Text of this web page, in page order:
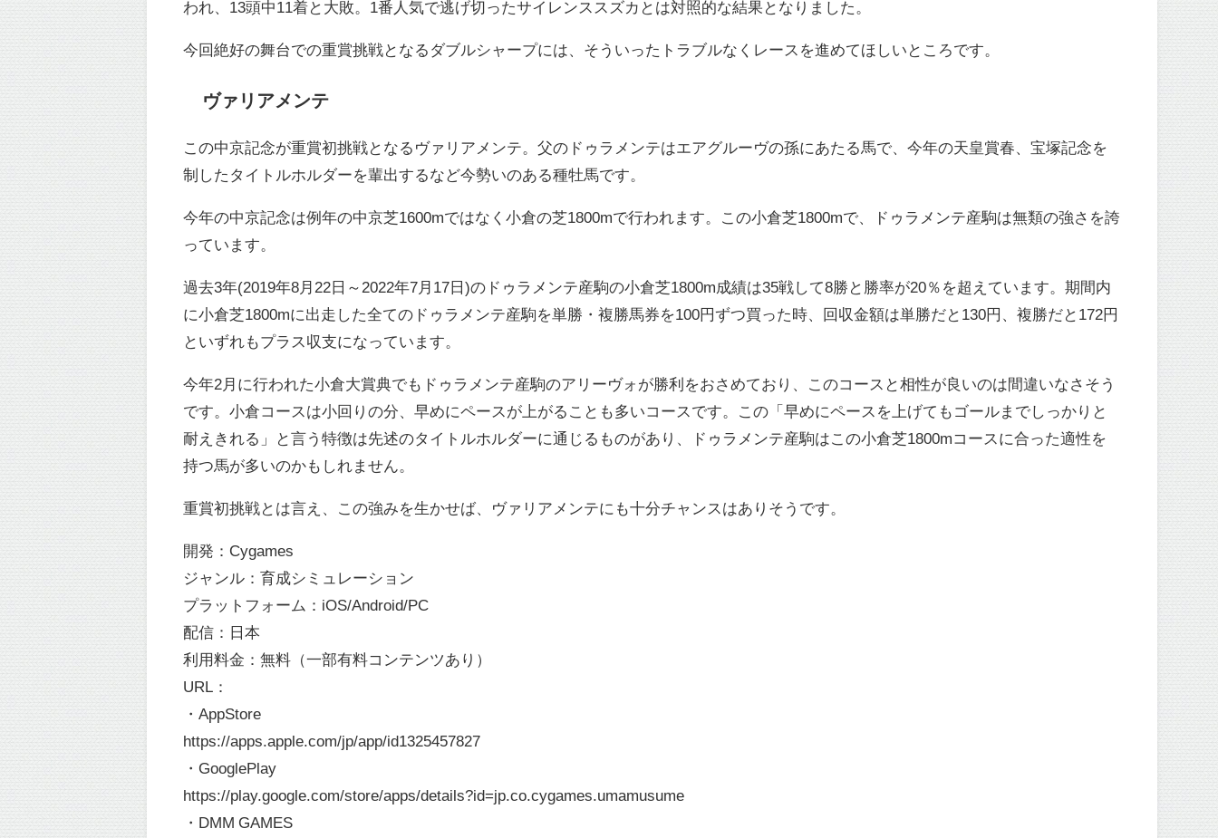
われ、13頭中11着と大敗。1番人気で逃げ切ったサイレンススズカとは対照的な結果となりました。
今回絶好の舞台での重賞挑戦となるダブルシャープには、そういったトラブルなくレースを進めてほしいところです。
ヴァリアメンテ
この中京記念が重賞初挑戦となるヴァリアメンテ。父のドゥラメンテはエアグルーヴの孫にあたる馬で、今年の天皇賞春、宝塚記念を
制したタイトルホルダーを輩出するなど今勢いのある種牡馬です。
今年の中京記念は例年の中京芝1600mではなく小倉の芝1800mで行われます。この小倉芝1800mで、ドゥラメンテ産駒は無類の強さを誇
っています。
過去3年(2019年8月22日～2022年7月17日)のドゥラメンテ産駒の小倉芝1800m成績は35戦して8勝と勝率が20％を超えています。期間内
に小倉芝1800mに出走した全てのドゥラメンテ産駒を単勝・複勝馬券を100円ずつ買った時、回収金額は単勝だと130円、複勝だと172円
といずれもプラス収支になっています。
今年2月に行われた小倉大賞典でもドゥラメンテ産駒のアリーヴォが勝利をおさめており、このコースと相性が良いのは間違いなさそう
です。小倉コースは小回りの分、早めにペースが上がることも多いコースです。この「早めにペースを上げてもゴールまでしっかりと
耐えきれる」と言う特徴は先述のタイトルホルダーに通じるものがあり、ドゥラメンテ産駒はこの小倉芝1800mコースに合った適性を
持つ馬が多いのかもしれません。
重賞初挑戦とは言え、この強みを生かせば、ヴァリアメンテにも十分チャンスはありそうです。
開発：Cygames
ジャンル：育成シミュレーション
プラットフォーム：iOS/Android/PC
配信：日本
利用料金：無料（一部有料コンテンツあり）
URL：
・AppStore
https://apps.apple.com/jp/app/id1325457827
・GooglePlay
https://play.google.com/store/apps/details?id=jp.co.cygames.umamusume
・DMM GAMES